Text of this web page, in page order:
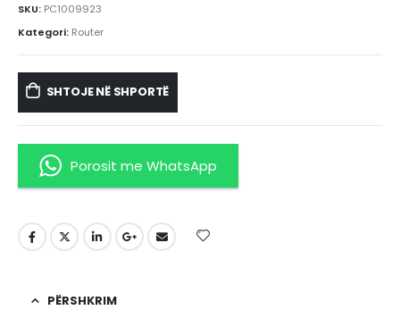
SKU: PC1009923
Kategori: Router
SHTOJE NË SHPORTË
Porosit me WhatsApp
PËRSHKRIM